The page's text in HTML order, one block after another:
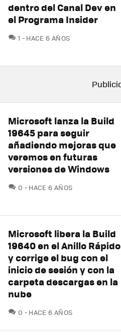
dentro del Canal Dev en
el Programa Insider
1 COMENTARIOS
HACE 6 AÑOS
Microsoft lanza la Build
19645 para seguir
añadiendo mejoras que
veremos en futuras
versiones de Windows
0 COMENTARIOS
HACE 6 AÑOS
Microsoft libera la Build
19640 en el Anillo Rápido
y corrige el bug con el
inicio de sesión y con la
carpeta descargas en la
nube
0 COMENTARIOS
HACE 6 AÑOS